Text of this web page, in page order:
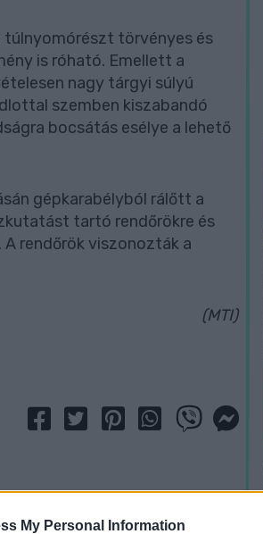
My Personal Information
törvényes és
is róható. Emellett a
nagy tárgyi súlyú
szemben kiszabandó
bocsátás esélye a lehető
gépkarabélyból rálőtt a
tartó rendőrökre és
rendőrök viszonozták a
(MTI)